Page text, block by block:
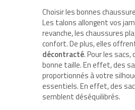
Choisir les bonnes
Les talons allongent vos
revanche, les chaussures
confort. De plus, elles
décontracté. Pour les sacs,
bonne taille. En effet, des
proportionnés à votre
essentiels. En effet, des
semblent déséquilibrés.